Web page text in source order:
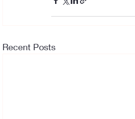
Recent Posts